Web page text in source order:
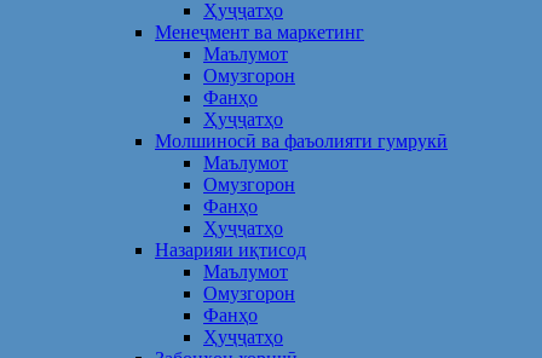
Ҳуҷҷатҳо
Менеҷмент ва маркетинг
Маълумот
Омузгорон
Фанҳо
Ҳуҷҷатҳо
Молшиносӣ ва фаъолияти гумрукӣ
Маълумот
Омузгорон
Фанҳо
Ҳуҷҷатҳо
Назарияи иқтисод
Маълумот
Омузгорон
Фанҳо
Ҳуҷҷатҳо